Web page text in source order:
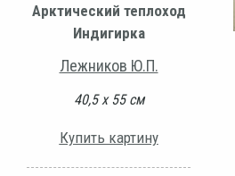
Арктический теплоход
Индигирка
Лежников Ю.П.
40,5 х 55 см
Купить картину